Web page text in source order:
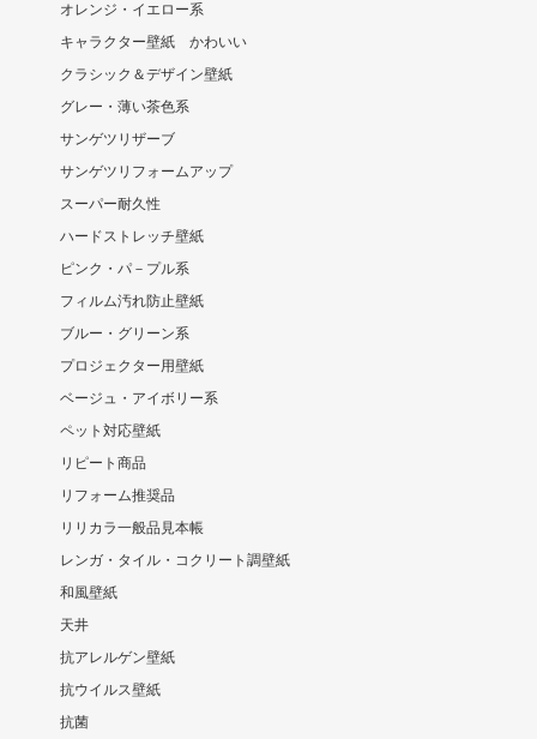
オレンジ・イエロー系
キャラクター壁紙 かわいい
クラシック＆デザイン壁紙
グレー・薄い茶色系
サンゲツリザーブ
サンゲツリフォームアップ
スーパー耐久性
ハードストレッチ壁紙
ピンク・パ－プル系
フィルム汚れ防止壁紙
ブルー・グリーン系
プロジェクター用壁紙
ベージュ・アイボリー系
ペット対応壁紙
リピート商品
リフォーム推奨品
リリカラ一般品見本帳
レンガ・タイル・コクリート調壁紙
和風壁紙
天井
抗アレルゲン壁紙
抗ウイルス壁紙
抗菌